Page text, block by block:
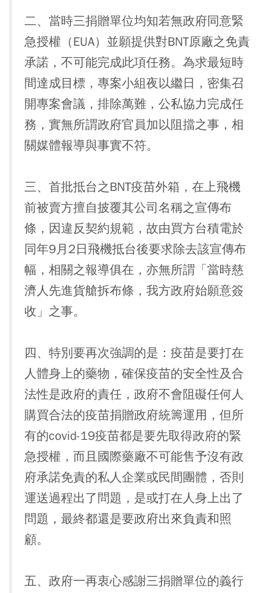
二、當時三捐贈單位均知若無政府同意緊
急授權（EUA）並願提供對BNT原廠之免責
承諾，不可能完成此項任務。為求最短時
間達成目標，專案小組夜以繼日，密集召
開專案會議，排除萬難，公私協力完成任
務，實無所謂政府官員加以阻擋之事，相
關媒體報導與事實不符。
三、首批抵台之BNT疫苗外箱，在上飛機
前被賣方擅自披覆其公司名稱之宣傳布
條，因違反契約規範，故由買方台積電於
同年9月2日飛機抵台後要求除去該宣傳布
幅，相關之報導俱在，亦無所謂「當時慈
濟人先進貨艙拆布條，我方政府始願意簽
收」之事。
四、特別要再次強調的是：疫苗是要打在
人體身上的藥物，確保疫苗的安全性及合
法性是政府的責任，政府不會阻礙任何人
購買合法的疫苗捐贈政府統籌運用，但所
有的covid-19疫苗都是要先取得政府的緊
急授權，而且國際藥廠不可能售予沒有政
府承諾免責的私人企業或民間團體，否則
運送過程出了問題，是或打在人身上出了
問題，最終都還是要政府出來負責和照
顧。
五、政府一再衷心感謝三捐贈單位的義行